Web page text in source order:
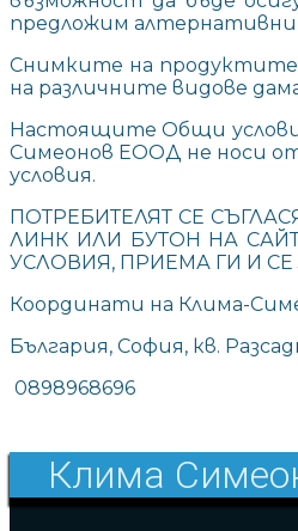
предложим алтернативни
Снимките на
на различните видове
Настоящите Общи
Симеонов ЕООД не носи
условия.
ПОТРЕБИТЕЛЯТ СЕ
ЛИНК ИЛИ БУТОН НА
УСЛОВИЯ, ПРИЕМА ГИ И
Координати на Клима-
България, София, кв.
0898968696
Клима